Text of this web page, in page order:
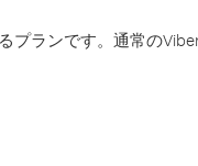
ランです。通常の